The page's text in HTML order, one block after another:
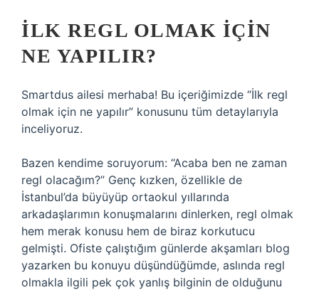
İLK REGL OLMAK İÇIN
NE YAPILIR?
Smartdus ailesi merhaba! Bu içeriğimizde “İlk regl
olmak için ne yapılır” konusunu tüm detaylarıyla
inceliyoruz.
Bazen kendime soruyorum: “Acaba ben ne zaman
regl olacağım?” Genç kızken, özellikle de
İstanbul’da büyüyüp ortaokul yıllarında
arkadaşlarımın konuşmalarını dinlerken, regl olmak
hem merak konusu hem de biraz korkutucu
gelmişti. Ofiste çalıştığım günlerde akşamları blog
yazarken bu konuyu düşündüğümde, aslında regl
olmakla ilgili pek çok yanlış bilginin de olduğunu